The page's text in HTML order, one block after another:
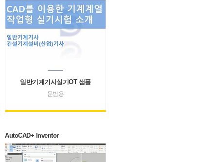
일반기계기사실기OT 샘플
문범용
AutoCAD+ Inventor